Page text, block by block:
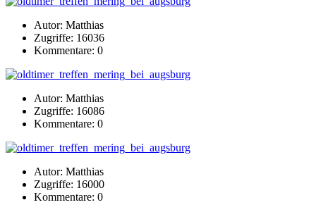
Autor: Matthias
Zugriffe: 16036
Kommentare: 0
Autor: Matthias
Zugriffe: 16086
Kommentare: 0
Autor: Matthias
Zugriffe: 16000
Kommentare: 0